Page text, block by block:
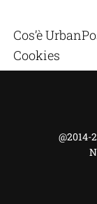
Cos’è
Cookies